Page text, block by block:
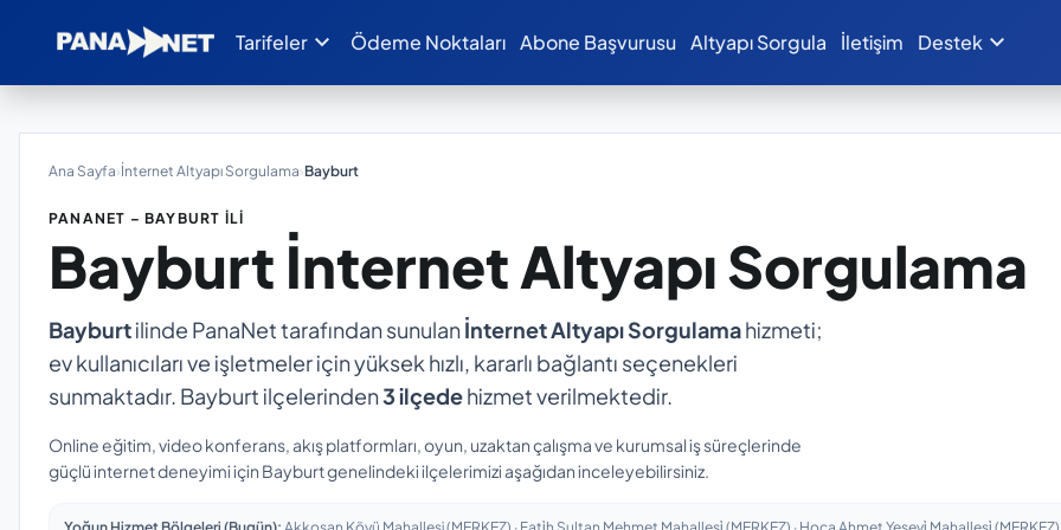
Tarifeler expand_more Ödeme Noktaları Abone Başvurusu Altyapı Sorgula İletişim Destek expand_more
Ana Sayfa›İnternet Altyapı Sorgulama›Bayburt
PANANET – BAYBURT İLI
Bayburt İnternet Altyapı Sorgulama
Bayburtilinde PanaNet tarafından sunulanİnternet Altyapı Sorgulamahizmeti;
ev kullanıcıları ve işletmeler için yüksek hızlı, kararlı bağlantı seçenekleri
sunmaktadır. Bayburt ilçelerinden3 ilçedehizmet verilmektedir.
Online eğitim, video konferans, akış platformları, oyun, uzaktan çalışma ve kurumsal iş süreçlerinde
güçlü internet deneyimi için Bayburt genelindeki ilçelerimizi aşağıdan inceleyebilirsiniz.